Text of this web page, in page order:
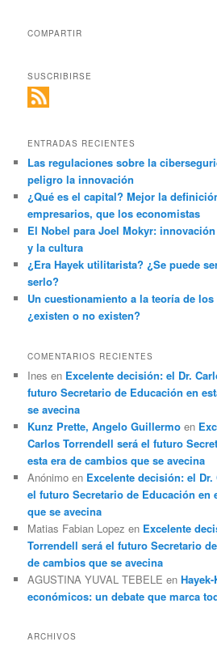
COMPARTIR
SUSCRIBIRSE
ENTRADAS RECIENTES
Las regulaciones sobre la
peligro la innovación
¿Qué es el capital? Mejor la
empresarios, que los economistas
El Nobel para Joel Mokyr:
y la cultura
¿Era Hayek utilitarista? ¿Se puede
serlo?
Un cuestionamiento a la teoría de
¿existen o no existen?
COMENTARIOS RECIENTES
Ines en Excelente decisión: el Dr.
futuro Secretario de Educación en
se avecina
Kunz Prette, Angelo Guillermo en
Carlos Torrendell será el futuro
esta era de cambios que se avecina
Anónimo en Excelente decisión: el
el futuro Secretario de Educación en
que se avecina
Matias Fabian Lopez en Excelente
Torrendell será el futuro Secretario
de cambios que se avecina
AGUSTINA YUVAL TEBELE en
económicos: un debate que marca
ARCHIVOS